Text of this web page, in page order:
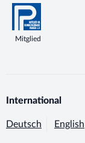
Mitglied
International
Deutsch English